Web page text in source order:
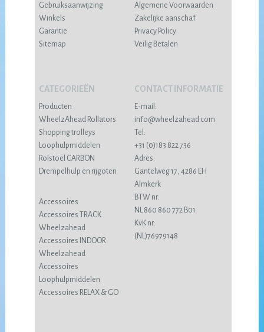
Gebruiksaanwijzing
Winkels
Garantie
Sitemap
Algemene Voorwaarden
Zakelijke aanschaf
Privacy Policy
Veilig Betalen
CATEGORIEËN
Producten
WheelzAhead Rollators
Shopping trolleys
Loophulpmiddelen
Rolstoel CARBON
Drempelhulp en rijgoten
Accessoires
Accessoires TRACK
Wheelzahead
Accessoires INDOOR
Wheelzahead
Accessoires
Loophulpmiddelen
Accessoires RELAX & GO
CONTACT INFORMATIE
E-mail:
info@wheelzahead.com
Tel:
+31 (0)183 822 736
Adres:
Gantelweg 17, 4286 EH
Almkerk
BTW nr:
NL 860 860 772 B01
KvK nr:
(NL)76979148